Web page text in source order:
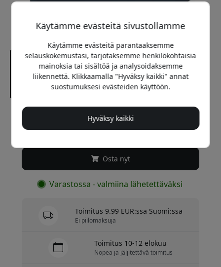
Suositeltava hinta
59.99 EUR
Osta nyt
Varastossa - valmiina lähetettäväksi
Toimitus 9.99 EUR:ssa Suomi:ssa
Ei piilomaksuja
Toimitus 10-12 elokuu
Nopea ja jäljitettävä toimitus
Käytämme evästeitä sivustollamme
Käytämme evästeitä parantaaksemme
selauskokemustasi, tarjotaksemme henkilökohtaisia
mainoksia tai sisältöä ja analysoidaksemme
liikennettä. Klikkaamalla "Hyväksy kaikki" annat
suostumuksesi evästeiden käyttöön.
Hyväksy kaikki